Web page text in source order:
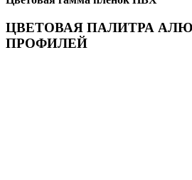
ЦВЕТОВАЯ ПАЛИТРА
ПРОФИЛЕЙ